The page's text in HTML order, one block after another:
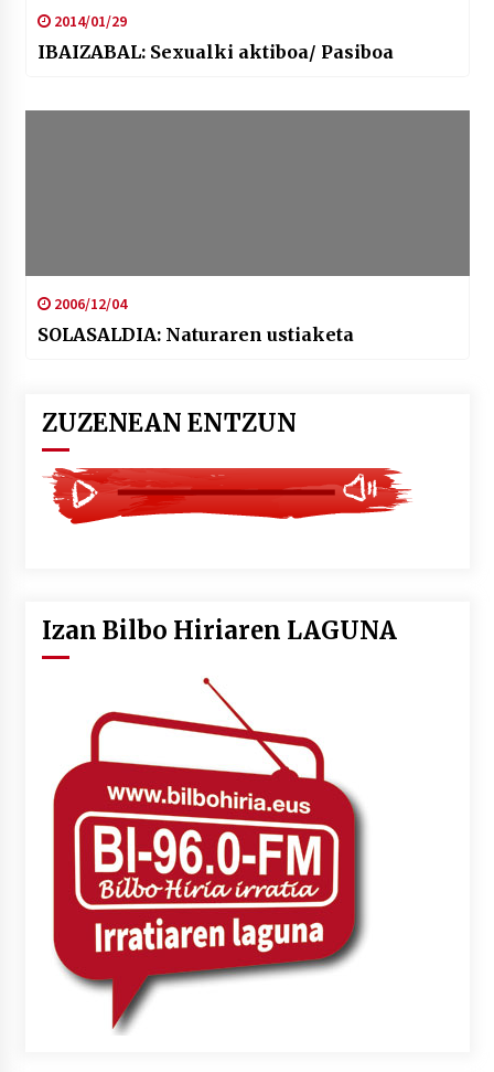
2014/01/29
IBAIZABAL: Sexualki aktiboa/ Pasiboa
2006/12/04
SOLASALDIA: Naturaren ustiaketa
ZUZENEAN ENTZUN
Izan Bilbo Hiriaren LAGUNA